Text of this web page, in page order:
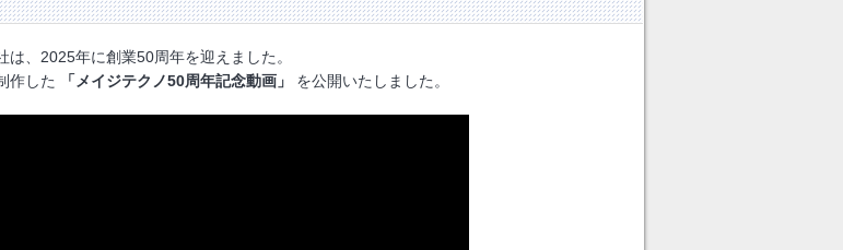
は、2025年に創業50周年を迎えました。
作した
「メイジテクノ50周年記念動画」 を公開いたしました。